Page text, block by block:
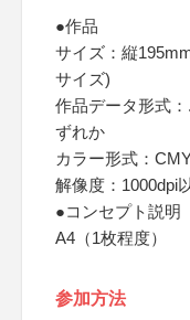
●作品
サイズ：縦
サイズ)
作品データ形式
ずれか
カラー形式：
解像度：1000dpi
●コンセプト説明
A4（1枚程度）
参加方法